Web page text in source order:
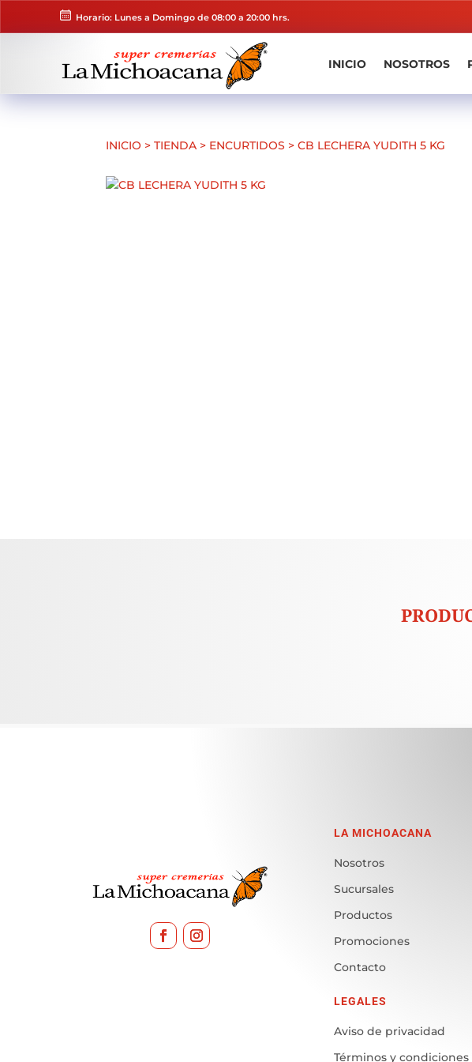
Horario: Lunes a Domingo de 08:00 a 20:00 hrs.
INICIO NOSOTROS
INICIO >TIENDA > ENCURTIDOS >CB LECHERA YUDITH 5 KG
LA MICHOACANA
Nosotros
Sucursales
Productos
Promociones
Contacto
LEGALES
Aviso de privacidad
Términos y condiciones